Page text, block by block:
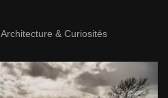
Architecture & Curiosités